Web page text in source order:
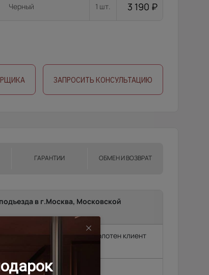
Черный 1 шт. 3 190 ₽
ЗАПРОСИТЬ КОНСУЛЬТАЦИЮ
ГАРАНТИИ ОБМЕН И ВОЗВРАТ
в г.Москва, Московской
без замера подъем полотен клиент
и др. (15 км